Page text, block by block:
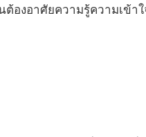
งอาศัยความรู้ความเข้าใ